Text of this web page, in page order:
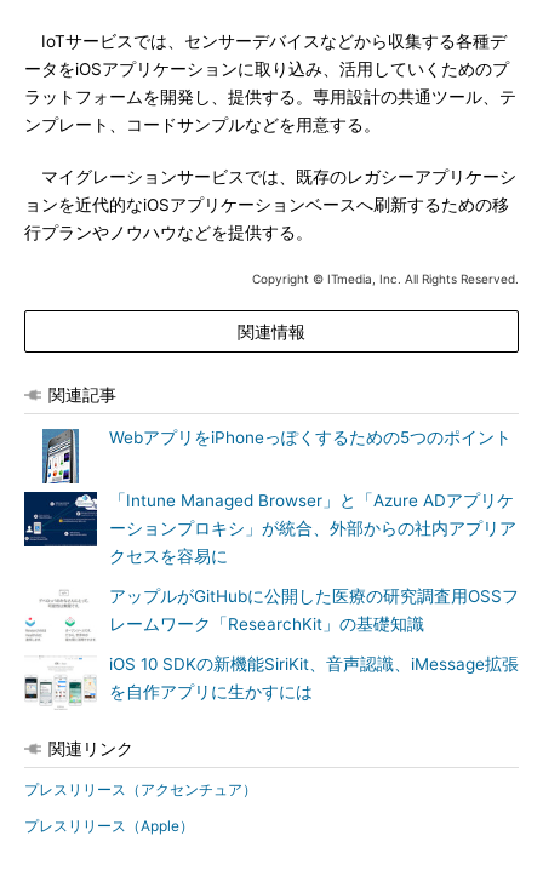
IoTサービスでは、センサーデバイスなどから収集する各種デ
ータをiOSアプリケーションに取り込み、活用していくためのプ
ラットフォームを開発し、提供する。専用設計の共通ツール、テ
ンプレート、コードサンプルなどを用意する。
マイグレーションサービスでは、既存のレガシーアプリケーシ
ョンを近代的なiOSアプリケーションベースへ刷新するための移
行プランやノウハウなどを提供する。
Copyright © ITmedia, Inc. All Rights Reserved.
関連情報
関連記事
WebアプリをiPhoneっぽくするための5つのポイント
「Intune Managed Browser」と「Azure ADアプリケ
ーションプロキシ」が統合、外部からの社内アプリア
クセスを容易に
アップルがGitHubに公開した医療の研究調査用OSSフ
レームワーク「ResearchKit」の基礎知識
iOS 10 SDKの新機能SiriKit、音声認識、iMessage拡張
を自作アプリに生かすには
関連リンク
プレスリリース（アクセンチュア）
プレスリリース（Apple）